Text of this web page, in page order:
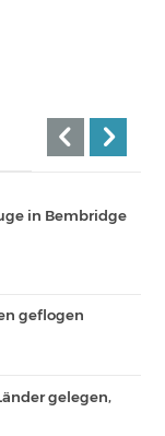
in Bembridge
geflogen
gelegen,